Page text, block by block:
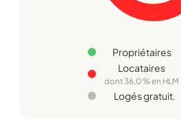
Propriétaires
Locataires
dont 36,0 % en HLM
Logés gratuit.